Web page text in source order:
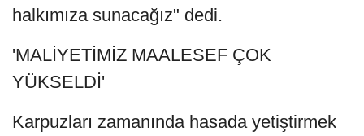
halkımıza sunacağız" dedi.
'MALİYETİMİZ MAALESEF ÇOK
YÜKSELDİ'
Karpuzları zamanında hasada yetiştirmek